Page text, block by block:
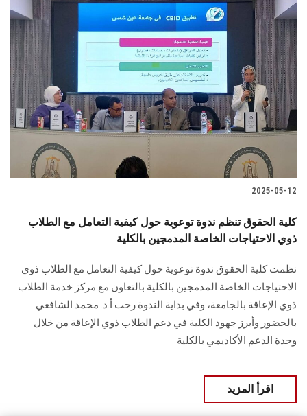
تواصل معنا
الطلاب
هيئة التدريس
الدراسات العليا
الخريجين
سجل الان
2025-05-12
كلية الحقوق تنظم ندوة توعوية حول كيفية التعامل مع الطلاب
ذوي الاحتياجات الخاصة المدمجين بالكلية
نظمت كلية الحقوق ندوة توعوية حول كيفية التعامل مع الطلاب ذوي
الاحتياجات الخاصة المدمجين بالكلية بالتعاون مع مركز خدمة الطلاب
ذوي الإعاقة بالجامعة، وفي بداية الندوة رحب أ.د. محمد الشافعي
بالحضور وأبرز جهود الكلية في دعم الطلاب ذوي الإعاقة من خلال
وحدة الدعم الأكاديمي بالكلية
اقرأ المزيد